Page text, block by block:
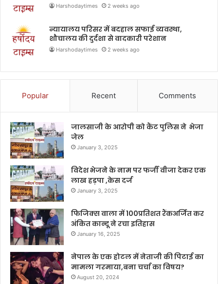
Harshodaytimes 2 weeks ago
न्यायालय परिसर में बदहाल सफाई व्यवस्था,
शौचालय की दुर्दशा से वादकारी परेशान
Harshodaytimes 2 weeks ago
Popular Recent Comments
जालसाजी के आरोपी को कैंट पुलिस ने भेजा
जेल
January 3, 2025
विदेश भेजने के नाम पर फर्जी वीजा देकर एक
लाख हड़पा ,केस दर्ज
January 3, 2025
फिजिक्स वाला में 100प्रतिशत रैंकअर्जित कर
अंकित कान्दू ने रचा इतिहास
January 16, 2025
नेपाल के एक होटल में नेताजी की पिटाई का
मामला गरमाया,बना चर्चा का विषय?
August 20, 2024